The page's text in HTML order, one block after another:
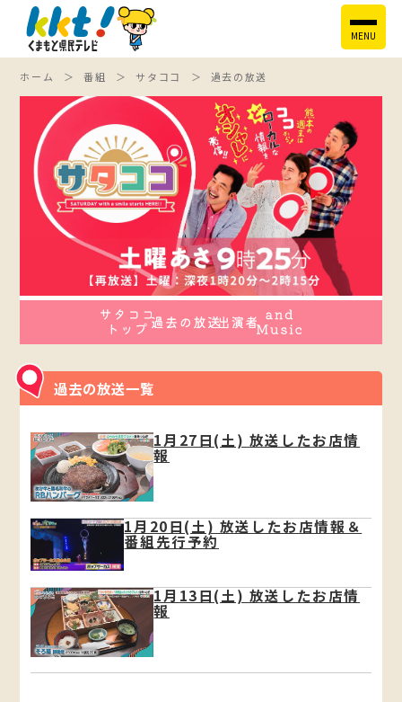
MENU
ホーム 番組 サタココ 過去の放送
過去の放送一覧
1月27日(土) 放送したお店情
報
1月20日(土) 放送したお店情報＆
番組先行予約
1月13日(土) 放送したお店情
報